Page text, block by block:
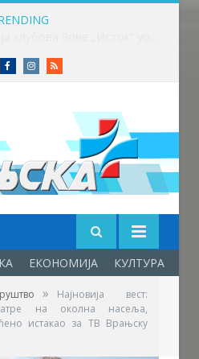
FacebookInstagram
RSS
ЕКОНОМИЈА КУЛТУРА
»
Најновија вест:
на околна насеља,
истакао за ТВ Врањску